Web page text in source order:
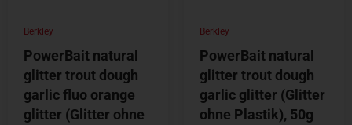
Berkley
PowerBait natural
glitter trout dough
garlic fluo orange
glitter (Glitter ohne
Berkley
PowerBait natural
glitter trout dough
garlic glitter (Glitter
ohne Plastik), 50g